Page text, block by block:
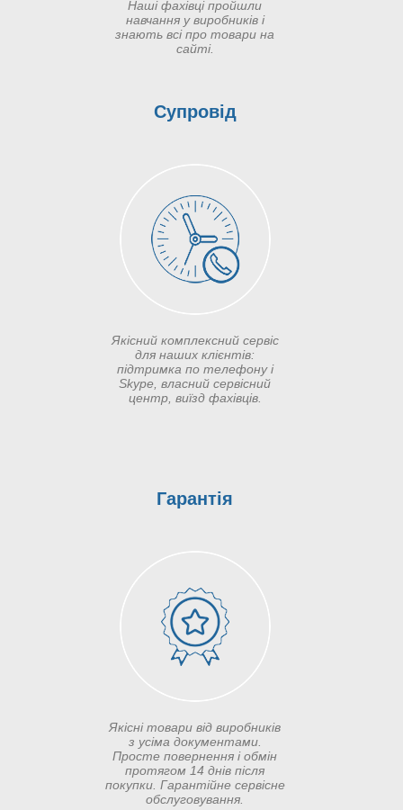
Наші фахівці пройшли
навчання у виробників і
знають всі про товари на
сайті.
Супровід
Якісний комплексний сервіс
для наших клієнтів:
підтримка по телефону і
Skype, власний сервісний
центр, виїзд фахівців.
Гарантія
Якісні товари від виробників
з усіма документами.
Просте повернення і обмін
протягом 14 днів після
покупки. Гарантійне сервісне
обслуговування.